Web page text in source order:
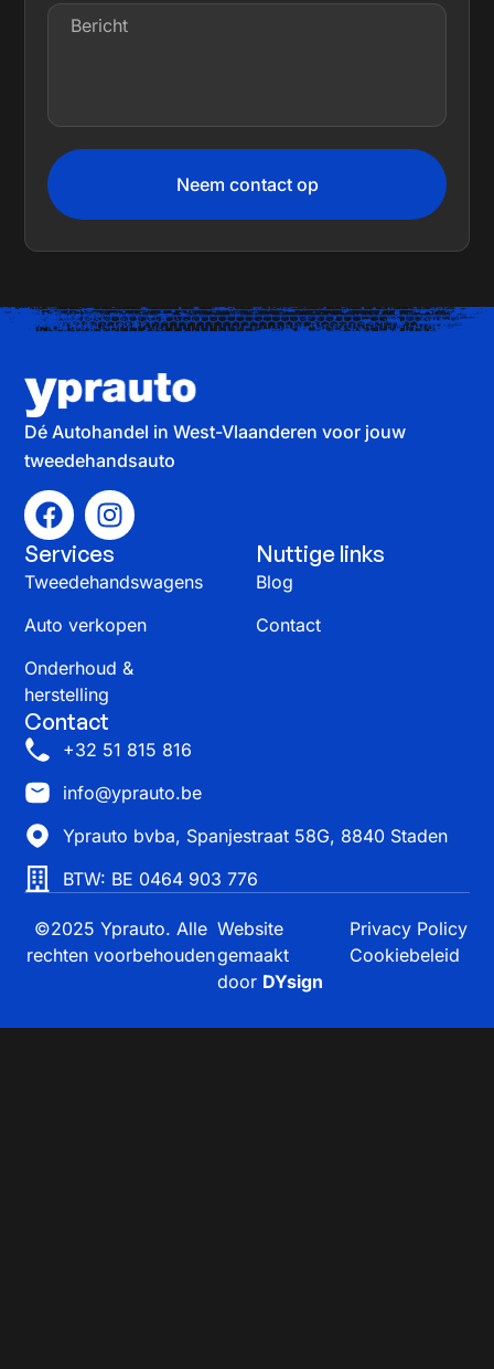
Neem contact op
Dé Autohandel in West-Vlaanderen voor jouw
tweedehandsauto
Services
Tweedehandswagens
Auto verkopen
Onderhoud &
herstelling
Nuttige links
Blog
Contact
Contact
+32 51 815 816
info@yprauto.be
Yprauto bvba, Spanjestraat 58G, 8840 Staden
BTW: BE 0464 903 776
©2025 Yprauto. Alle
rechten voorbehouden
Website
gemaakt
door DYsign
Privacy Policy
Cookiebeleid